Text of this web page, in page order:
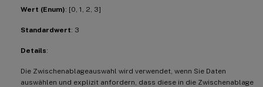
-
  PrimarySelectionUpdateMode
** Standardwert**: 3
Wert (Enum): [0, 1, 2, 3]
Standardwert: 3
Details:
Die Zwischenablageauswahl wird verwendet, wenn Sie Daten
auswählen und explizit anfordern, dass diese in die Zwischenablage